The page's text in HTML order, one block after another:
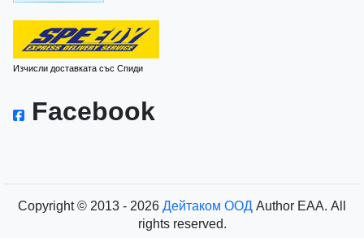
Изчисли доставката със Спиди
Facebook
Copyright © 2013 - 2026 Дейтаком ООД Author EAA. All
rights reserved.